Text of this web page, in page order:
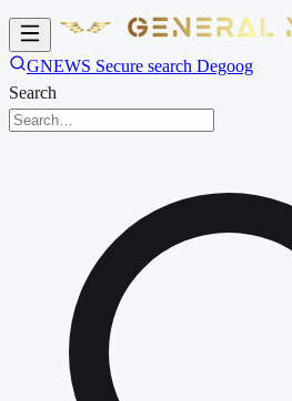
GNEWS Secure search Degoog
Search